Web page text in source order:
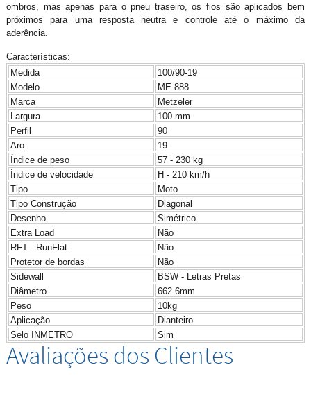
ombros, mas apenas para o pneu traseiro, os fios são aplicados bem
próximos para uma resposta neutra e controle até o máximo da
aderência.
Características:
Medida
100/90-19
Modelo
ME 888
Marca
Metzeler
Largura
100 mm
Perfil
90
Aro
19
Índice de peso
57 - 230 kg
Índice de velocidade
H - 210 km/h
Tipo
Moto
Tipo Construção
Diagonal
Desenho
Simétrico
Extra Load
Não
RFT - RunFlat
Não
Protetor de bordas
Não
Sidewall
BSW - Letras Pretas
Diâmetro
662.6mm
Peso
10kg
Aplicação
Dianteiro
Selo INMETRO
Sim
Avaliações dos Clientes